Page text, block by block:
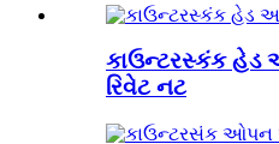
કાઉન્ટરસ્કંક હેડ
રિવેટ નટ